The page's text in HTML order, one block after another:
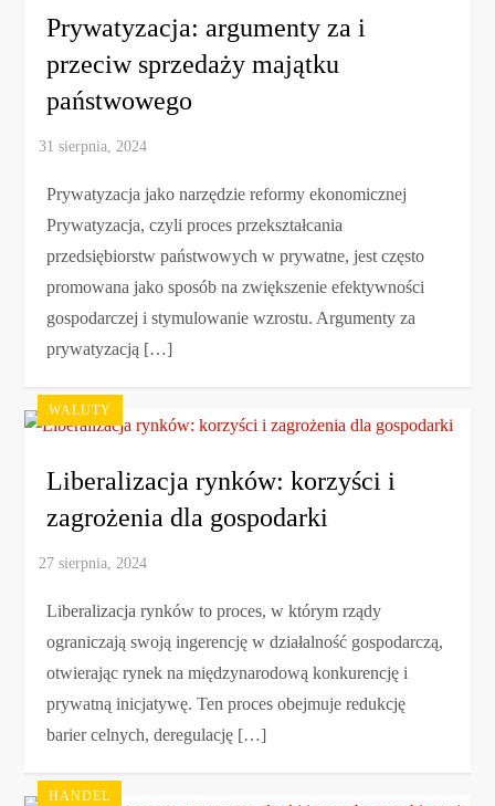
Prywatyzacja: argumenty za i
przeciw sprzedaży majątku
państwowego
Prywatyzacja jako narzędzie reformy ekonomicznej
Prywatyzacja, czyli proces przekształcania
przedsiębiorstw państwowych w prywatne, jest często
promowana jako sposób na zwiększenie efektywności
gospodarczej i stymulowanie wzrostu. Argumenty za
prywatyzacją […]
WALUTY
Liberalizacja rynków: korzyści i
zagrożenia dla gospodarki
Liberalizacja rynków to proces, w którym rządy
ograniczają swoją ingerencję w działalność gospodarczą,
otwierając rynek na międzynarodową konkurencję i
prywatną inicjatywę. Ten proces obejmuje redukcję
barier celnych, deregulację […]
HANDEL